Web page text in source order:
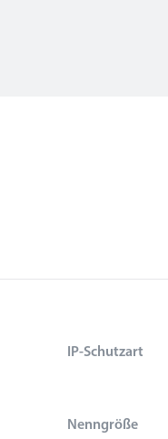
IP-Schutzart
Nenngröße